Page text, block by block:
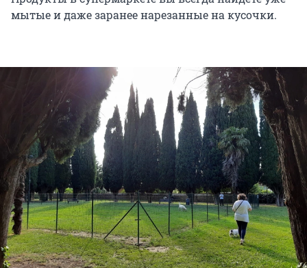
мытые и даже заранее нарезанные на кусочки.